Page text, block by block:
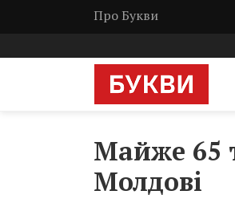
Про Букви
Майже 65
Молдові